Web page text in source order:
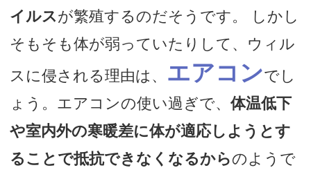
イルスが繁殖するのだそうです。 しかし
そもそも体が弱っていたりして、ウィル
スに侵される理由は、 エアコンでし
ょう。エアコンの使い過ぎで、 体温低下
や室内外の寒暖差に体が適応しようとす
ることで抵抗できなくなるからのようで